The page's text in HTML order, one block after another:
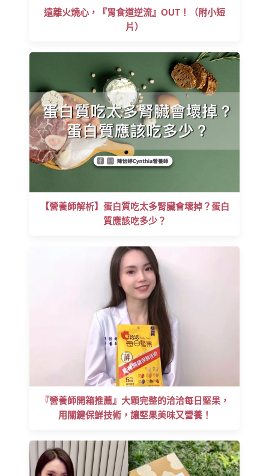
遠離火燒心，『胃食道逆流』OUT！（附小短
片）
【營養師解析】蛋白質吃太多腎臟會壞掉？蛋白
質應該吃多少？
『營養師開箱推薦』大顆完整的洽洽每日堅果，
用關鍵保鮮技術，讓堅果美味又營養！